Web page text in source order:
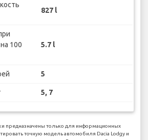
827 l
100
5.7 l
5
5, 7
предназначены только для информационных
точную модель автомобиля Dacia Lodgy и